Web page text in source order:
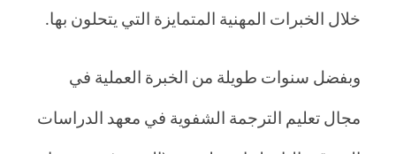
خلال الخبرات المهنية المتمايزة التي يتحلون بها.
وبفضل سنوات طويلة من الخبرة العملية في
مجال تعليم الترجمة الشفوية في معهد الدراسات